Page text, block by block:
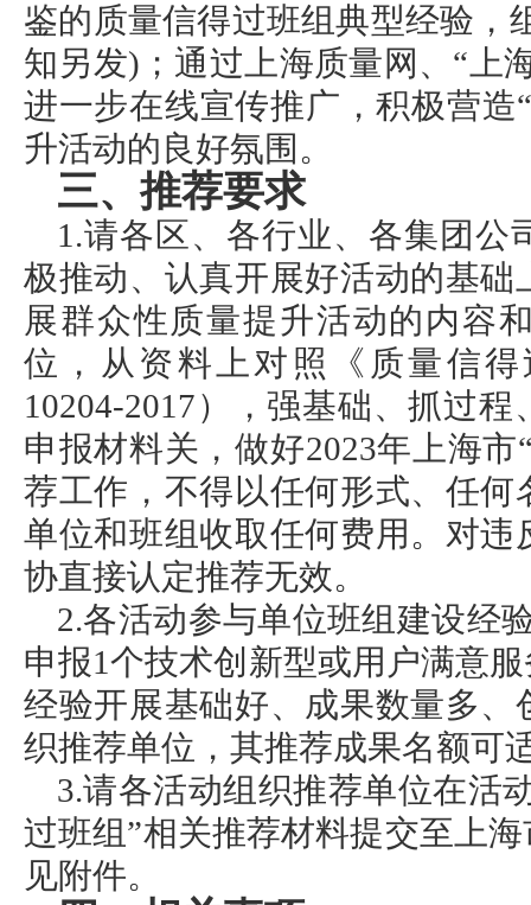
鉴的质量信得过班组典型经验，
知另发)；通过上海质量网、“上
进一步在线宣传推广，积极营
升活动的良好氛围。
三、推荐要求
1.请各区、各行业、各集团公
极推动、认真开展好活动的基
展群众性质量提升活动的内容
位，从资料上对照《质量信
10204-2017），强基础、抓过
申报材料关，做好2023年上海
荐工作，不得以任何形式、任
单位和班组收取任何费用。对
协直接认定推荐无效。
2.各活动参与单位班组建设经
申报1个技术创新型或用户满意
经验开展基础好、成果数量多
织推荐单位，其推荐成果名额可
3.请各活动组织推荐单位在活
过班组”相关推荐材料提交至上
见附件。